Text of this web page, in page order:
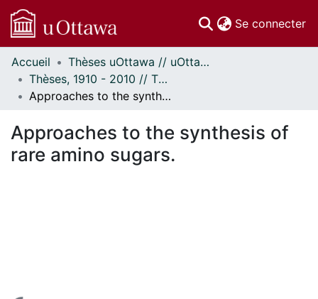
Se connecter
Communautés
et collections
Parcourir
À propos
Accueil
Thèses uOttawa // uOttawa Theses
Thèses, 1910 - 2010 // Theses, 1910 - 2010
Approaches to the synthesis of rare amino sugars.
Approaches to the synthesis of
rare amino sugars.